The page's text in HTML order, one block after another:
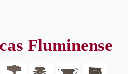
Fluminense